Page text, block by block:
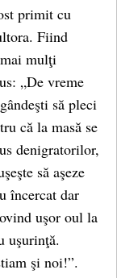
primit cu
Fiind
mulţi
„De vreme
să pleci
că la masă se
denigratorilor,
să aşeze
încercat dar
uşor oul la
uşurinţă.
şi noi!”.